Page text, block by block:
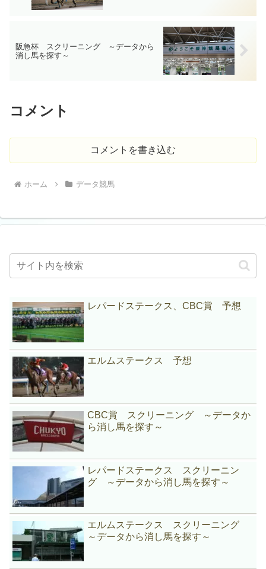
阪急杯 スクリーニング ～データから
消し馬を探す～
コメント
コメントを書き込む
ホーム データ競馬
レパードステークス、CBC賞 予想
エルムステークス 予想
CBC賞 スクリーニング ～データか
ら消し馬を探す～
レパードステークス スクリーニン
グ ～データから消し馬を探す～
エルムステークス スクリーニング
～データから消し馬を探す～